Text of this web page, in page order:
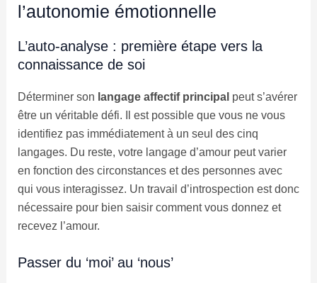
l’autonomie émotionnelle
L’auto-analyse : première étape vers la
connaissance de soi
Déterminer son langage affectif principal peut s’avérer
être un véritable défi. Il est possible que vous ne vous
identifiez pas immédiatement à un seul des cinq
langages. Du reste, votre langage d’amour peut varier
en fonction des circonstances et des personnes avec
qui vous interagissez. Un travail d’introspection est donc
nécessaire pour bien saisir comment vous donnez et
recevez l’amour.
Passer du ‘moi’ au ‘nous’